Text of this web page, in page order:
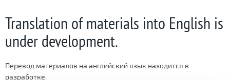
here
Translation of materials into English is
under development.
Перевод материалов на английский язык находится в
разработке.